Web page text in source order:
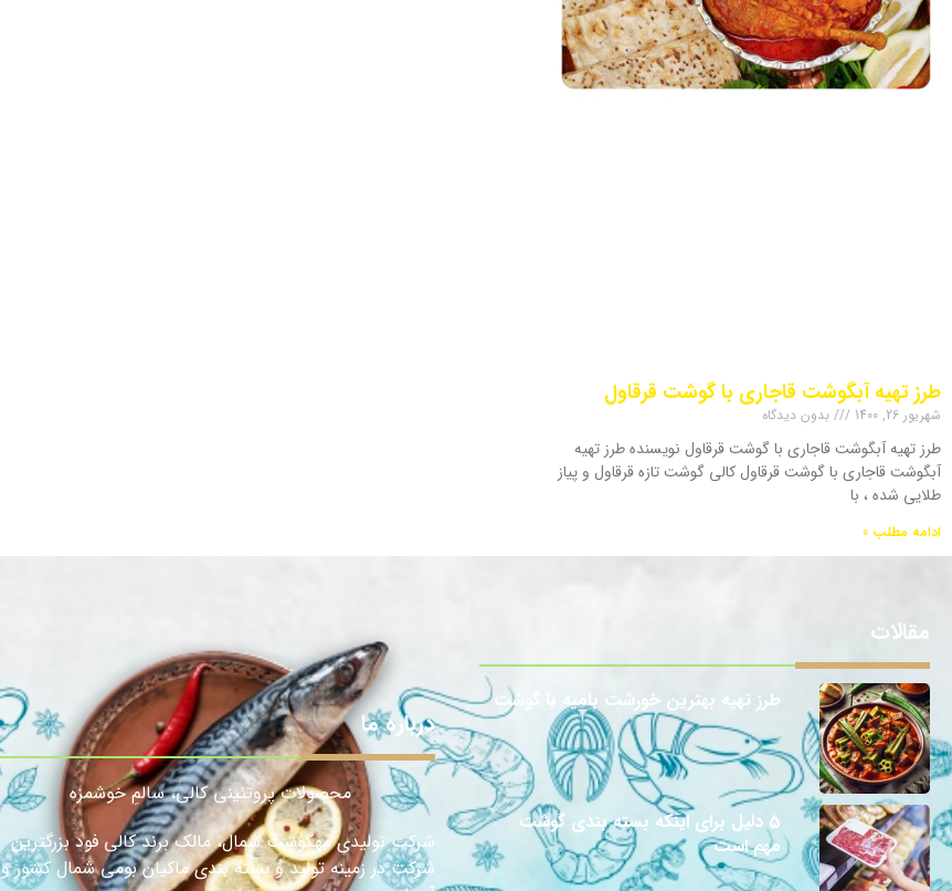
طرز تهیه آبگوشت قاجاری با گوشت قرقاول
شهریور 26, 1400 بدون دیدگاه
طرز تهیه آبگوشت قاجاری با گوشت قرقاول نویسنده طرز تهیه
آبگوشت قاجاری با گوشت قرقاول کالی گوشت تازه قرقاول و پیاز
طلایی شده ، با
ادامه مطلب »
مقالات
طرز تهیه بهترین خورشت بامیه با گوشت
12 آبان 1403
5 دلیل برای اینکه بسته بندی گوشت
مهم است
درباره ما
محصولات پروتئینی کالی، سالمِ خوشمزه
شرکت تولیدی مهگوشت شمال، مالک برند کالی فود بزرگترین
شرکت در زمینه تولید و بسته بندی ماکیان بومی شمال کشور و